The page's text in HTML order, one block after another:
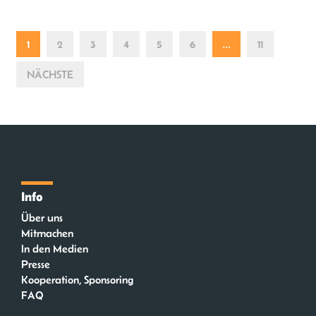
1 2 3 4 5 6 … 11
NÄCHSTE
Info
Über uns
Mitmachen
In den Medien
Presse
Kooperation, Sponsoring
FAQ